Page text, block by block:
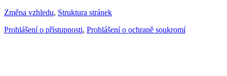
Změna vzhledu, Struktura stránek
Prohlášení o přístupnosti, Prohlášení o ochraně soukromí